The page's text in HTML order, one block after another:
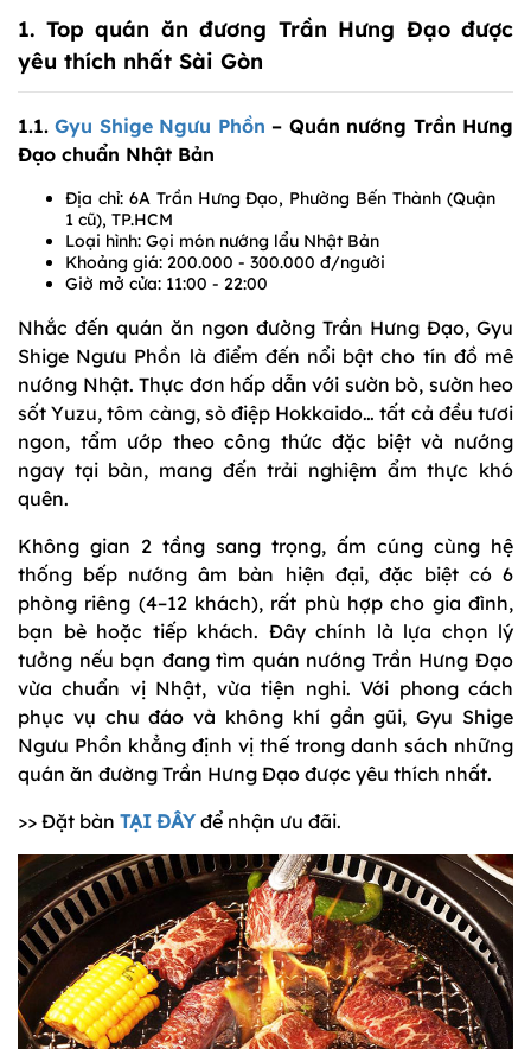
1. Top quán ăn đương Trần Hưng Đạo được
yêu thích nhất Sài Gòn
1.1.Gyu Shige Ngưu Phồn – Quán nướng Trần Hưng
Đạo chuẩn Nhật Bản
Địa chỉ: 6A Trần Hưng Đạo, Phường Bến Thành (Quận
1 cũ), TP.HCM
Loại hình: Gọi món nướng lẩu Nhật Bản
Khoảng giá: 200.000 - 300.000 đ/người
Giờ mở cửa: 11:00 - 22:00
Nhắc đến quán ăn ngon đường Trần Hưng Đạo, Gyu
Shige Ngưu Phồn là điểm đến nổi bật cho tín đồ mê
nướng Nhật. Thực đơn hấp dẫn với sườn bò, sườn heo
sốt Yuzu, tôm càng, sò điệp Hokkaido… tất cả đều tươi
ngon, tẩm ướp theo công thức đặc biệt và nướng
ngay tại bàn, mang đến trải nghiệm ẩm thực khó
quên.
Không gian 2 tầng sang trọng, ấm cúng cùng hệ
thống bếp nướng âm bàn hiện đại, đặc biệt có 6
phòng riêng (4–12 khách), rất phù hợp cho gia đình,
bạn bè hoặc tiếp khách. Đây chính là lựa chọn lý
tưởng nếu bạn đang tìm quán nướng Trần Hưng Đạo
vừa chuẩn vị Nhật, vừa tiện nghi. Với phong cách
phục vụ chu đáo và không khí gần gũi, Gyu Shige
Ngưu Phồn khẳng định vị thế trong danh sách những
quán ăn đường Trần Hưng Đạo được yêu thích nhất.
>> Đặt bàn TẠI ĐÂY để nhận ưu đãi.